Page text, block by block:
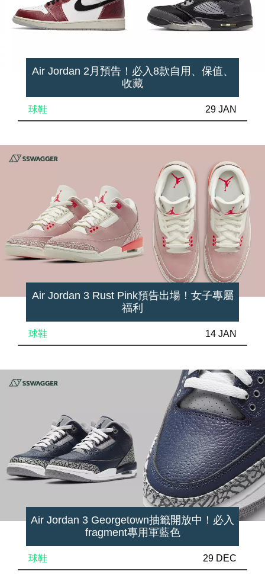
Air Jordan 2月預告！必入8款自用、保值、
收藏
球鞋 29 JAN
Air Jordan 3 Rust Pink預告出場！女子專屬
福利
球鞋 14 JAN
Air Jordan 3 Georgetown抽籤開放中！必入
fragment專用軍藍色
球鞋 29 DEC